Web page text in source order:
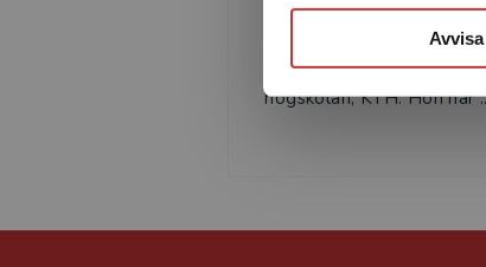
Avvisa
psykologi och senior
arbetsvetenskap, tidigare
verksam vid Kungliga
högskolan, KTH. Hon har